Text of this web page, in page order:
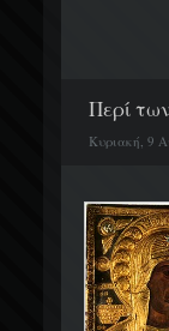
Περί
Κυριακή, 9